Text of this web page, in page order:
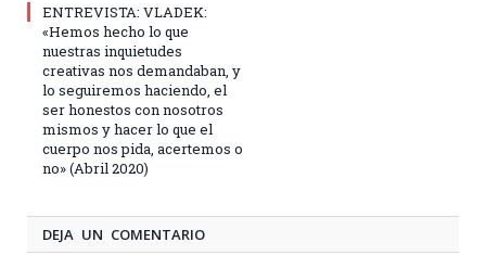
ENTREVISTA: VLADEK:
«Hemos hecho lo que
nuestras inquietudes
creativas nos demandaban, y
lo seguiremos haciendo, el
ser honestos con nosotros
mismos y hacer lo que el
cuerpo nos pida, acertemos o
no» (Abril 2020)
DEJA UN COMENTARIO